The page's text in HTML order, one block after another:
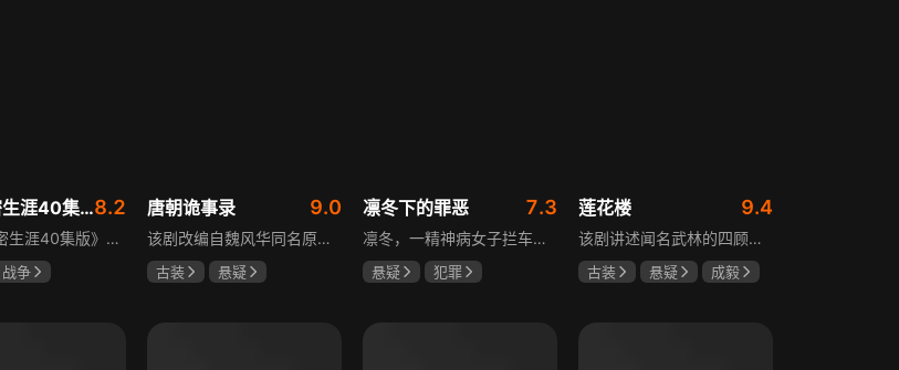
我的绝密生涯40集版8.2
《我的绝密生涯40集版》以1931年东北为背景，苏联特使引发暗杀行动，商人关郁达卷入被重伤失踪，妻子谭梓君带家人在新京安顿。八年后关郁达打入日本特务机关为我党提供情报，与谭梓君相遇却因身份不能相认，谭梓君心中充满怀疑。
战争
唐朝诡事录 9.0
该剧改编自魏风华同名原著，讲述繁华大唐盛世下发生的一系列奇闻异事。长安金吾卫中郎将卢凌风与狄公亲传弟子苏无名携手，共破《长安红茶》《石桥图》等九个诡异案件，从新娘失踪案到宫廷秘闻，从朝堂到乡间，他们在破案过程中相互了解，逐渐成长，共同守护苍生，担负起挽救社稷于危急的使命。
古装
悬疑
凛冬下的罪恶 7.3
凛冬，一精神病女子拦车报案，称丈夫杀人，刑警沈栋梁吴红兵由此揭开系列碎尸案真相。然而风浪未平，储蓄所抢劫杀人案，少女失踪案，流窜抢车案接连发生，沈栋梁与吴红兵追凶之际，竟牵出改变二人命运的人性悲剧。
悬疑
犯罪
莲花楼 9.4
该剧讲述闻名武林的四顾门门主李相夷在一次大战后身受重伤，从此退隐江湖成为淡泊名利的“假神医”李莲花。他遇到新交方多病与旧敌笛飞声后，重新卷入江湖。江湖暗流涌动，疑团扑朔迷离，抽丝剥茧方能断出真相，一段荡气回肠的侠义情即将热血展开，展现了侠义、探案与江湖恩怨交织的精彩故事。
古装 悬疑
成毅